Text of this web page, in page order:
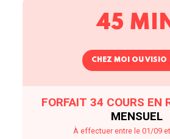
45 MIN
CHEZ MOI OU VISIO
FORFAIT 34 COURS EN
MENSUEL
À effectuer entre le 01/09